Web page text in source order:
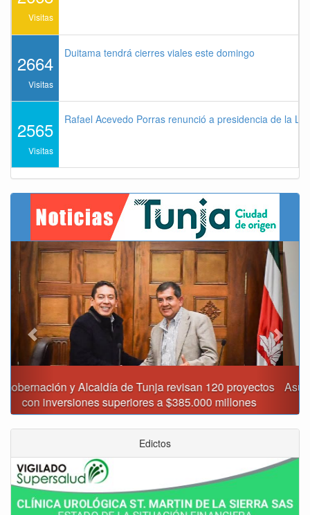
Visitas
2664
Visitas
Duitama tendrá cierres viales este domingo
2565
Visitas
Rafael Acevedo Porras renunció a presidencia de la
Asumió funciones nuevo secretario de Medio Ambiente de
Tunja
Previous Next
Edictos